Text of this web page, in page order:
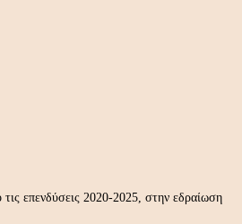
επενδύσεις 2020-2025, στην εδραίωση